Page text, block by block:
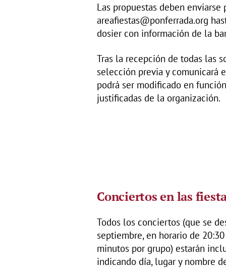
Las propuestas deben
areafiestas@ponferrada.org
dosier con información de la
Tras la recepción de todas las
selección previa y comunicará
podrá ser modificado en
justificadas de la organización.
Conciertos en las
Todos los conciertos (que se
septiembre, en horario de
minutos por grupo) estarán
indicando día, lugar y nombre